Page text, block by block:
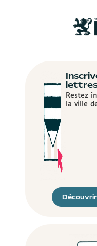
Restez
la ville